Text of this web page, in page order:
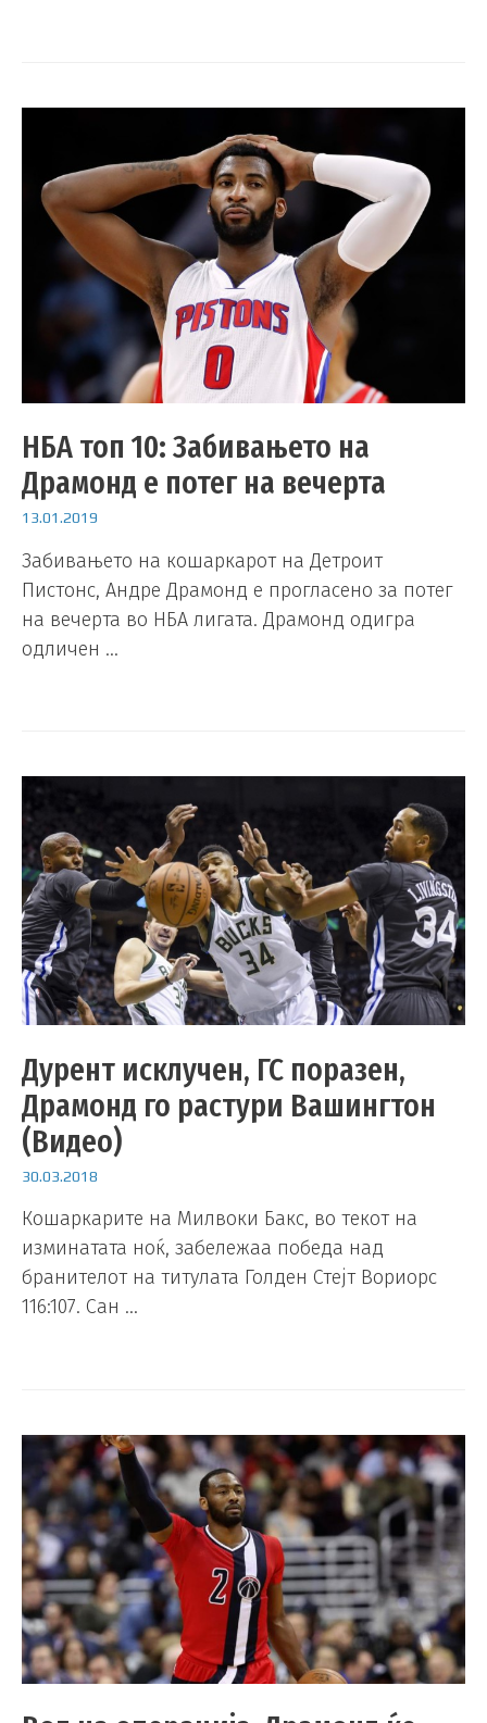
НБА топ 10: Забивањето на
Драмонд е потег на вечерта
13.01.2019
Забивањето на кошаркарот на Детроит
Пистонс, Андре Драмонд е прогласено за потег
на вечерта во НБА лигата. Драмонд одигра
одличен …
Дурент исклучен, ГС поразен,
Драмонд го растури Вашингтон
(Видео)
30.03.2018
Кошаркарите на Милвоки Бакс, во текот на
изминатата ноќ, забележаа победа над
бранителот на титулата Голден Стејт Вориорс
116:107. Сан …